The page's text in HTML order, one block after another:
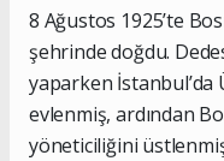
8 Ağustos 1925’te
şehrinde doğdu.
yaparken İstanbul’da
evlenmiş, ardından
yöneticiliğini